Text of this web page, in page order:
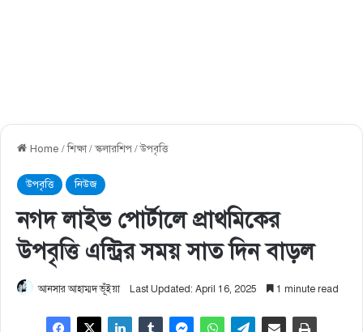
Home /শিক্ষা/স্কলারশিপ/উপবৃত্তি
উপবৃত্তি নিউজ
নগদ লাইভ পোর্টালে প্রাথমিকের
উপবৃত্তি এন্ট্রির সময় সাত দিন বাড়ল
আনসার আহাম্মদ ভূঁইয়া Last Updated: April 16, 2025 1 minute read